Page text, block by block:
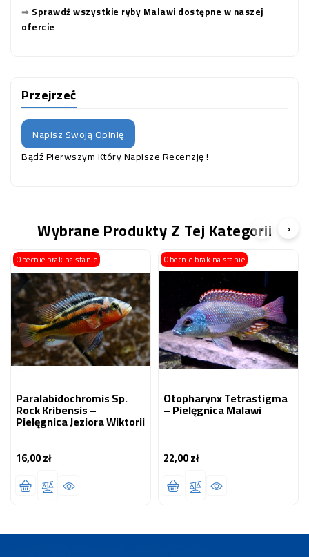
➡ Sprawdź wszystkie ryby Malawi dostępne w naszej
ofercie
Przejrzeć
Napisz Swoją Opinię
Bądź Pierwszym Który Napisze Recenzję !
Wybrane Produkty Z Tej Kategorii
Obecnie brak na stanie
Paralabidochromis Sp.
Rock Kribensis –
Pielęgnica Jeziora Wiktorii
16,00 złCena
Obecnie brak na stanie
Otopharynx Tetrastigma
– Pielęgnica Malawi
22,00 złCena
‹ ›